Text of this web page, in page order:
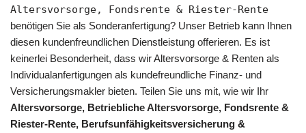
Altersvorsorge, Fondsrente & Riester-Rente
benötigen Sie als Sonderanfertigung? Unser Betrieb kann Ihnen
diesen kundenfreundlichen Dienstleistung offerieren. Es ist
keinerlei Besonderheit, dass wir Altersvorsorge & Renten als
Individualanfertigungen als kundefreundliche Finanz- und
Versicherungsmakler bieten. Teilen Sie uns mit, wie wir Ihr
Altersvorsorge, Betriebliche Altersvorsorge, Fondsrente &
Riester-Rente, Berufsunfähigkeitsversicherung &